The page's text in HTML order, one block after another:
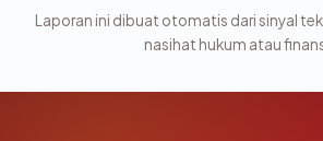
Laporan ini dibuat otomatis dari sinyal
nasihat hukum atau